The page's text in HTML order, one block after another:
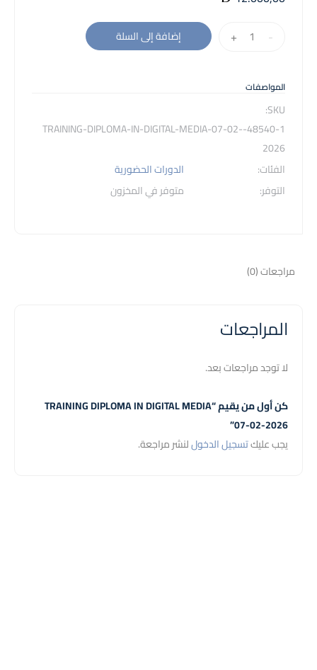
In
Digital
Media
07-
02-
2026
-
+ إضافة إلى السلة
المواصفات
SKU:
48540-1-TRAINING-DIPLOMA-IN-DIGITAL-MEDIA-07-02-
2026
الفئات:
الدورات الحضورية
التوفر:
متوفر في المخزون
مراجعات (0)
المراجعات
لا توجد مراجعات بعد.
كن أول من يقيم “TRAINING DIPLOMA IN DIGITAL MEDIA
07-02-2026”
يجب عليكتسجيل الدخوللنشر مراجعة.